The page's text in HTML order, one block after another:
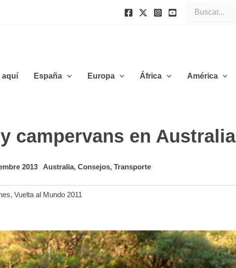
por:
aquí España Europa África América
campervans en Australia
2013 Australia, Consejos, Transporte
, Vuelta al Mundo 2011